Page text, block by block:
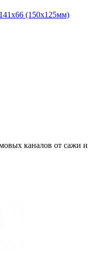
(150х125мм)
каналов от сажи и